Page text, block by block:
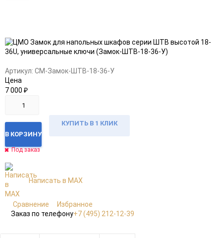
в
избранное
к
сравнению
Артикул: CM-Замок-ШТВ-18-36-У
Цена
7 000 ₽
В КОРЗИНУ
КУПИТЬ В 1 КЛИК
Под заказ
Написать в MAX
Сравнение
Избранное
Заказ по телефону+7 (495) 212-12-39